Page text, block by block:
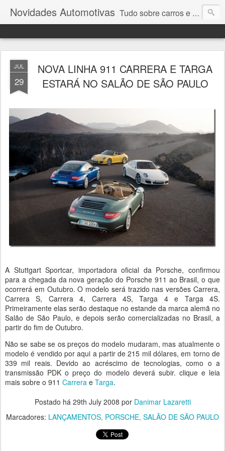
Novidades Automotivas Tudo sobre carros e motores
JUL
29
NOVA LINHA 911 CARRERA E TARGA
ESTARÁ NO SALÃO DE SÃO PAULO
A Stuttgart Sportcar, importadora oficial da Porsche, confirmou
para a chegada da nova geração do Porsche 911 ao Brasil, o que
ocorrerá em Outubro. O modelo será trazido nas versões Carrera,
Carrera S, Carrera 4, Carrera 4S, Targa 4 e Targa 4S.
Primeiramente elas serão destaque no estande da marca alemã no
Salão de São Paulo, e depois serão comercializadas no Brasil, a
partir do fim de Outubro.
Não se sabe se os preços do modelo mudaram, mas atualmente o
modelo é vendido por aqui a partir de 215 mil dólares, em torno de
339 mil reais. Devido ao acréscimo de tecnologias, como o a
transmissão PDK o preço do modelo deverá subir. clique e leia
mais sobre o 911 Carrera e Targa.
Postado há 29th July 2008 por Danimar Lazaretti
Marcadores: LANÇAMENTOS PORSCHE SALÃO DE SÃO PAULO